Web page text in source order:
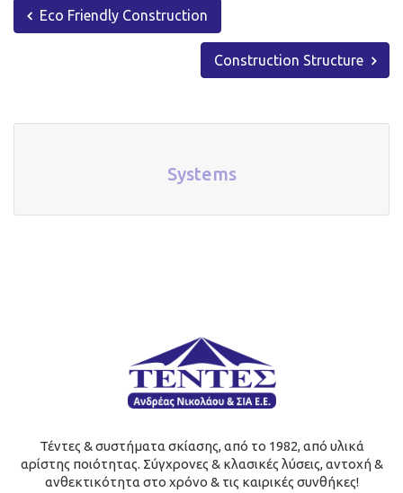
Eco Friendly Construction
Construction Structure
Systems
Τέντες & συστήματα σκίασης, από το 1982, από υλικά
αρίστης ποιότητας. Σύγχρονες & κλασικές λύσεις, αντοχή &
ανθεκτικότητα στο χρόνο & τις καιρικές συνθήκες!